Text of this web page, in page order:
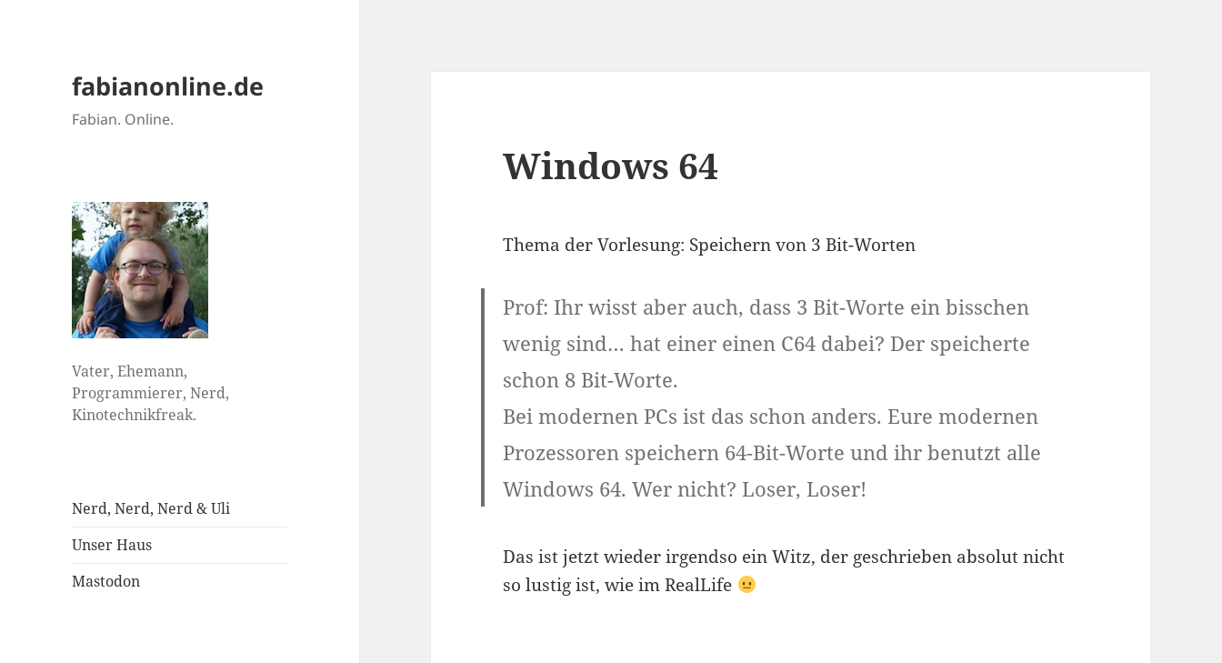
fabianonline.de
Fabian. Online.
Vater, Ehemann,
Programmierer, Nerd,
Kinotechnikfreak.
Nerd, Nerd, Nerd & Uli
Unser Haus
Mastodon
Windows 64
Thema der Vorlesung: Speichern von 3 Bit-Worten
Prof: Ihr wisst aber auch, dass 3 Bit-Worte ein bisschen
wenig sind… hat einer einen C64 dabei? Der speicherte
schon 8 Bit-Worte.
Bei modernen PCs ist das schon anders. Eure modernen
Prozessoren speichern 64-Bit-Worte und ihr benutzt alle
Windows 64. Wer nicht? Loser, Loser!
Das ist jetzt wieder irgendso ein Witz, der geschrieben absolut nicht
so lustig ist, wie im RealLife